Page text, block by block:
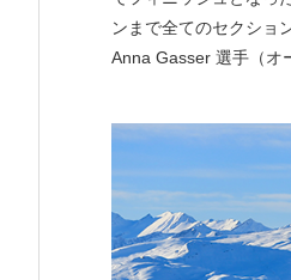
ンまで全てのセクショ
Anna Gasser 選手（オ